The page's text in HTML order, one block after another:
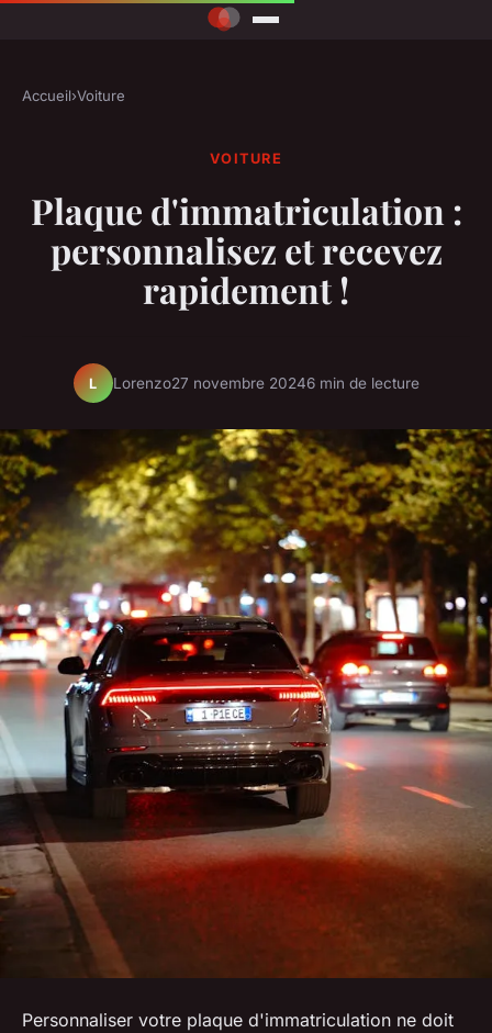
Accueil›Voiture
VOITURE
Plaque d'immatriculation :
personnalisez et recevez
rapidement !
L Lorenzo27 novembre 20246 min de lecture
Personnaliser votre plaque d'immatriculation ne doit